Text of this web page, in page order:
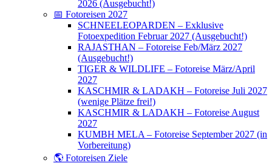
2026 (Ausgebucht!)
📅 Fotoreisen 2027
SCHNEELEOPARDEN – Exklusive
Fotoexpedition Februar 2027 (Ausgebucht!)
RAJASTHAN – Fotoreise Feb/März 2027
(Ausgebucht!)
TIGER & WILDLIFE – Fotoreise März/April
2027
KASCHMIR & LADAKH – Fotoreise Juli 2027
(wenige Plätze frei!)
KASCHMIR & LADAKH – Fotoreise August
2027
KUMBH MELA – Fotoreise September 2027 (in
Vorbereitung)
🌎 Fotoreisen Ziele